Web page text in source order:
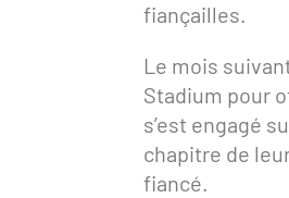
fiançailles.
Le mois
Stadium pour
s’est engagé
chapitre de
fiancé.